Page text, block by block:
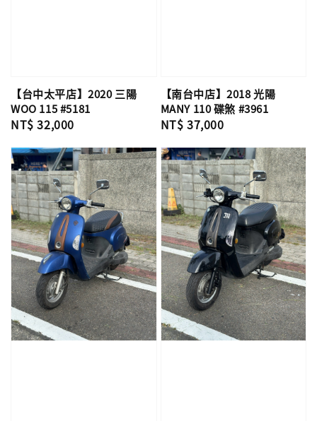
【台中太平店】2020 三陽
WOO 115 #5181
Regular
NT$ 32,000
【南台中店】2018 光陽
MANY 110 碟煞 #3961
Regular
NT$ 37,000